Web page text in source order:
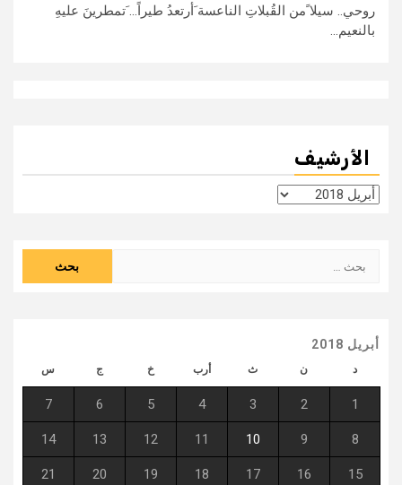
روحي.. سيلا ًمن القُبلاتِ الناعسة َأرتعدُ طيراً... َتمطرينَ عليهِ
بالنعيم...
الأرشيف
الأرشيف
عن:
أبريل 2018
د ن ث أرب خ ج س
1
2
3
4
5
6
7
8
9
10
11
12
13
14
15
16
17
18
19
20
21